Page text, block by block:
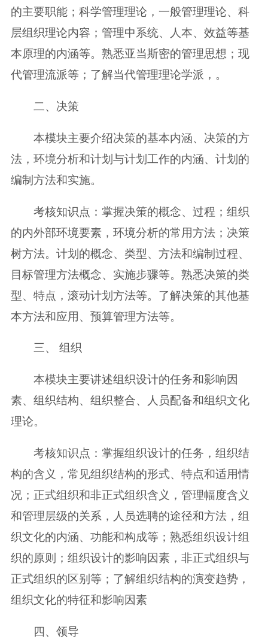
的主要职能；科学管理理论，一般管理理论、科
层组织理论内容；管理中系统、人本、效益等基
本原理的内涵等。熟悉亚当斯密的管理思想；现
代管理流派等；了解当代管理理论学派，。
二、决策
本模块主要介绍决策的基本内涵、决策的方
法，环境分析和计划与计划工作的内涵、计划的
编制方法和实施。
考核知识点：掌握决策的概念、过程；组织
的内外部环境要素，环境分析的常用方法；决策
树方法。计划的概念、类型、方法和编制过程、
目标管理方法概念、实施步骤等。熟悉决策的类
型、特点，滚动计划方法等。了解决策的其他基
本方法和应用、预算管理方法等。
三、 组织
本模块主要讲述组织设计的任务和影响因
素、组织结构、组织整合、人员配备和组织文化
理论。
考核知识点：掌握组织设计的任务，组织结
构的含义，常见组织结构的形式、特点和适用情
况；正式组织和非正式组织含义，管理幅度含义
和管理层级的关系，人员选聘的途径和方法，组
织文化的内涵、功能和构成等；熟悉组织设计组
织的原则；组织设计的影响因素，非正式组织与
正式组织的区别等；了解组织结构的演变趋势，
组织文化的特征和影响因素
四、领导